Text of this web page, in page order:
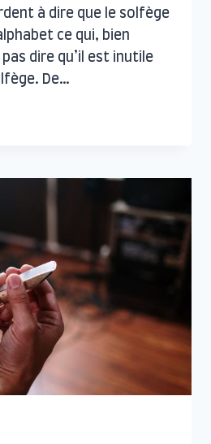
à dire que le solfège
ce qui, bien
dire qu’il est inutile
De…